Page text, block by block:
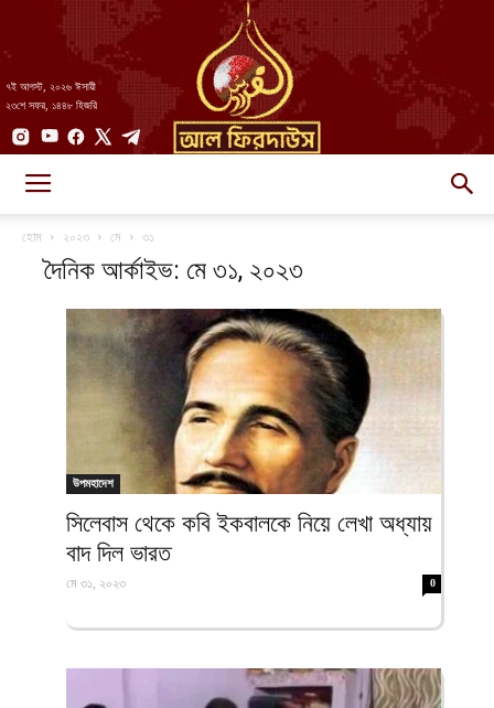
৭ই আগস্ট, ২০২৬ ঈসায়ী
২৩শে সফর, ১৪৪৮ হিজরি
আল-
ফিরদাউস
হোম ২০২৩ মে ৩১
দৈনিক আর্কাইভ: মে ৩১, ২০২৩
উপমহাদেশ
সিলেবাস থেকে কবি ইকবালকে নিয়ে লেখা অধ্যায়
বাদ দিল ভারত
মে ৩১, ২০২৩ 0